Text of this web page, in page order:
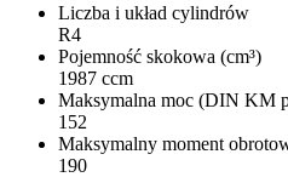
Liczba i układ cylindrów
R4
Pojemność skokowa (cm³)
1987 ccm
Maksymalna moc (DIN KM
152
Maksymalny moment
190